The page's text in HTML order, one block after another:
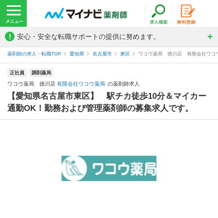
! 安心・安全な転職サポートの提供に努めます。
薬剤師の求人・転職TOP 愛知県 名古屋市 東区 ワコウ薬局 徳川店 有限会社ワコ
正社員 調剤薬局
ワコウ薬局 徳川店 有限会社ワコウ薬局 の薬剤師求人
【愛知県名古屋市東区】 駅チカ徒歩10分＆マイカー
通勤OK！勤務および管理薬剤師の募集求人です。